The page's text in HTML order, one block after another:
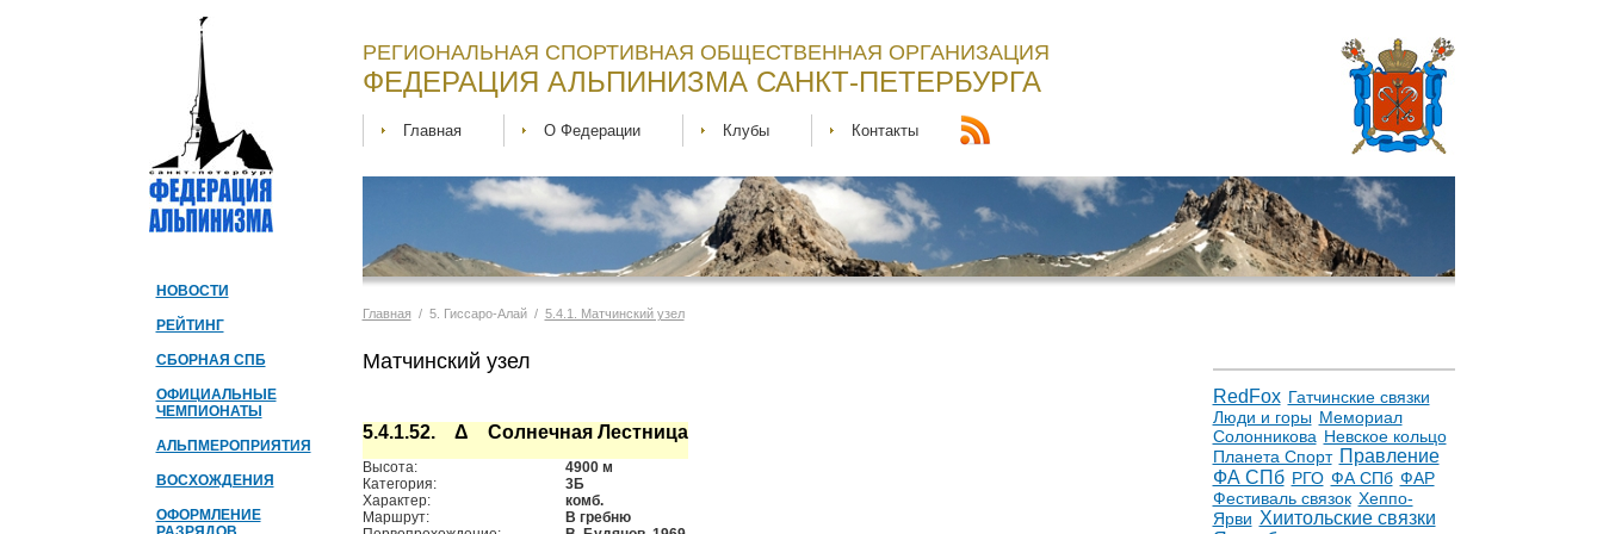
НОВОСТИ
РЕЙТИНГ
СБОРНАЯ СПБ
ОФИЦИАЛЬНЫЕ
ЧЕМПИОНАТЫ
АЛЬПМЕРОПРИЯТИЯ
ВОСХОЖДЕНИЯ
ОФОРМЛЕНИЕ
РЕГИОНАЛЬНАЯ СПОРТИВНАЯ ОБЩЕСТВЕННАЯ ОРГАНИЗАЦИЯ
ФЕДЕРАЦИЯ АЛЬПИНИЗМА САНКТ-ПЕТЕРБУРГА
Главная О Федерации Клубы Контакты
Главная / 5. Гиссаро-Алай / 5.4.1. Матчинский узел
RedFox Гатчинские связки
Люди и горы Мемориал
Солонникова Невское кольцо
Планета Спорт Правление
ФА СПб РГО ФА СПб ФАР
Фестиваль связок Хеппо-
Ярви Хиитольские связки
Матчинский узел
5.4.1.52. Δ Солнечная Лестница
Высота:
4900 м
Категория:
3Б
Характер:
комб.
Маршрут:
В гребню